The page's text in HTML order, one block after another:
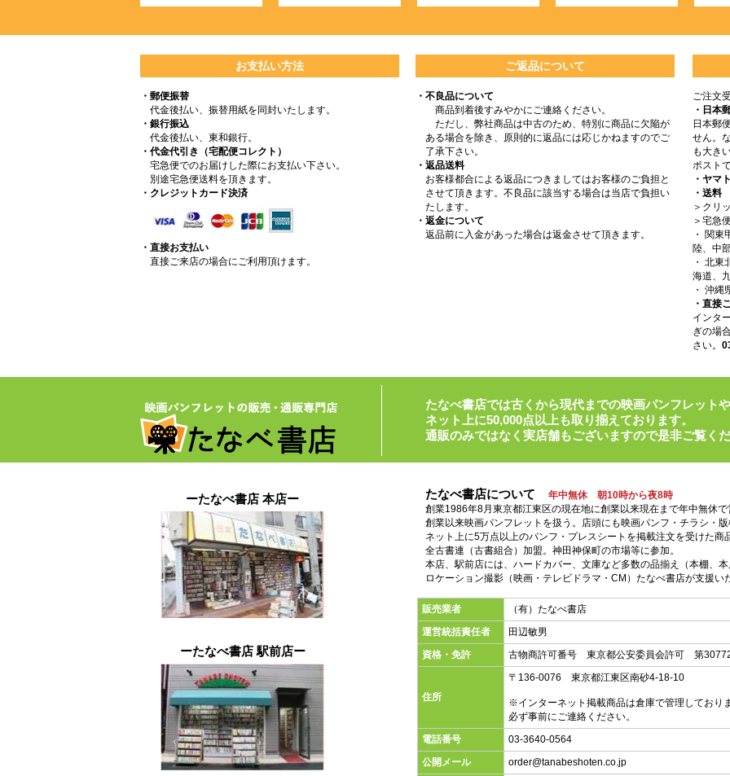
お支払い方法
・郵便振替
代金後払い、振替用紙を同封いたします。
・銀行振込
代金後払い、東和銀行。
・代金代引き（宅配便コレクト）
宅急便でのお届けした際にお支払い下さい。
別途宅急便送料を頂きます。
・クレジットカード決済
・直接お支払い
直接ご来店の場合にご利用頂けます。
ご返品について
・不良品について
商品到着後すみやかにご連絡ください。
ただし、弊社商品は中古のため、特別に商品に欠陥が
ある場合を除き、原則的に返品には応じかねますのでご
了承下さい。
・返品送料
お客様都合による返品につきましてはお客様のご負担と
させて頂きます。不良品に該当する場合は当店で負担い
たします。
・返金について
返品前に入金があった場合は返金させて頂きます。
ご注文
・日本
日本郵
せん。
も大き
ポスト
・ヤマ
・送料
＞クリ
＞宅急
・ 関
陸、中
・ 北
海道、
・ 沖縄
・直接
インタ
ぎの場
さい。
たなべ書店では古くから現代までの映画パンフレット
ネット上に50,000点以上も取り揃えております。
通販のみではなく実店舗もございますので是非ご覧く
ーたなべ書店 本店ー
ーたなべ書店 駅前店ー
たなべ書店について
年中無休 朝10時から夜8時
創業1986年8月東京都江東区の現在地に創業以来現在まで年中無休
創業以来映画パンフレットを扱う。店頭にも映画パンフ・チラシ・
ネット上に5万点以上のパンフ・プレスシートを掲載注文を受けた商
全古書連（古書組合）加盟。神田神保町の市場等に参加。
本店、駅前店には、ハードカバー、文庫など多数の品揃え（本棚、
ロケーション撮影（映画・テレビドラマ・CM）たなべ書店が支援い
販売業者
（有）たなべ書店
運営統括責任者
田辺敏男
資格・免許
古物商許可番号 東京都公安委員会許可 第
住所
〒136-0076 東京都江東区南砂4-18-10
※インターネット掲載商品は倉庫で管理しており
必ず事前にご連絡ください。
電話番号
03-3640-0564
公開メール
order@tanabeshoten.co.jp